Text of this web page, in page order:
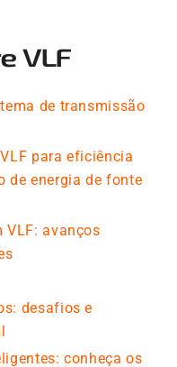
VLF
de transmissão
para eficiência
de energia de fonte
VLF: avanços
desafios e
conheça os